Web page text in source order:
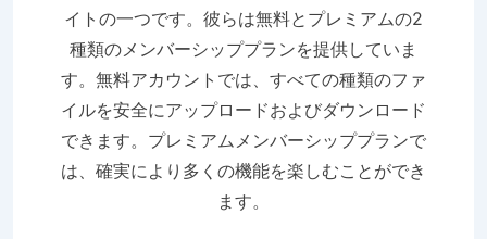
イトの一つです。彼らは無料とプレミアムの2
種類のメンバーシッププランを提供していま
す。無料アカウントでは、すべての種類のファ
イルを安全にアップロードおよびダウンロード
できます。プレミアムメンバーシッププランで
は、確実により多くの機能を楽しむことができ
ます。